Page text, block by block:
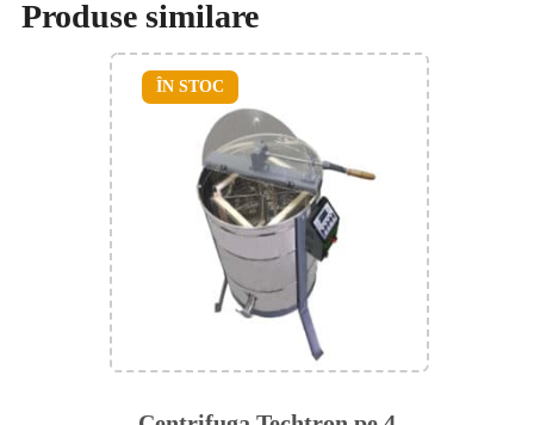
Produse similare
ÎN STOC